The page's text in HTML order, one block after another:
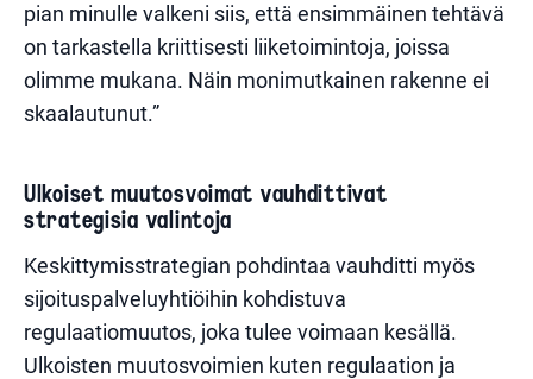
pian minulle valkeni siis, että ensimmäinen tehtävä
on tarkastella kriittisesti liiketoimintoja, joissa
olimme mukana. Näin monimutkainen rakenne ei
skaalautunut.”
Ulkoiset muutosvoimat vauhdittivat
strategisia valintoja
Keskittymisstrategian pohdintaa vauhditti myös
sijoituspalveluyhtiöihin kohdistuva
regulaatiomuutos, joka tulee voimaan kesällä.
Ulkoisten muutosvoimien kuten regulaation ja